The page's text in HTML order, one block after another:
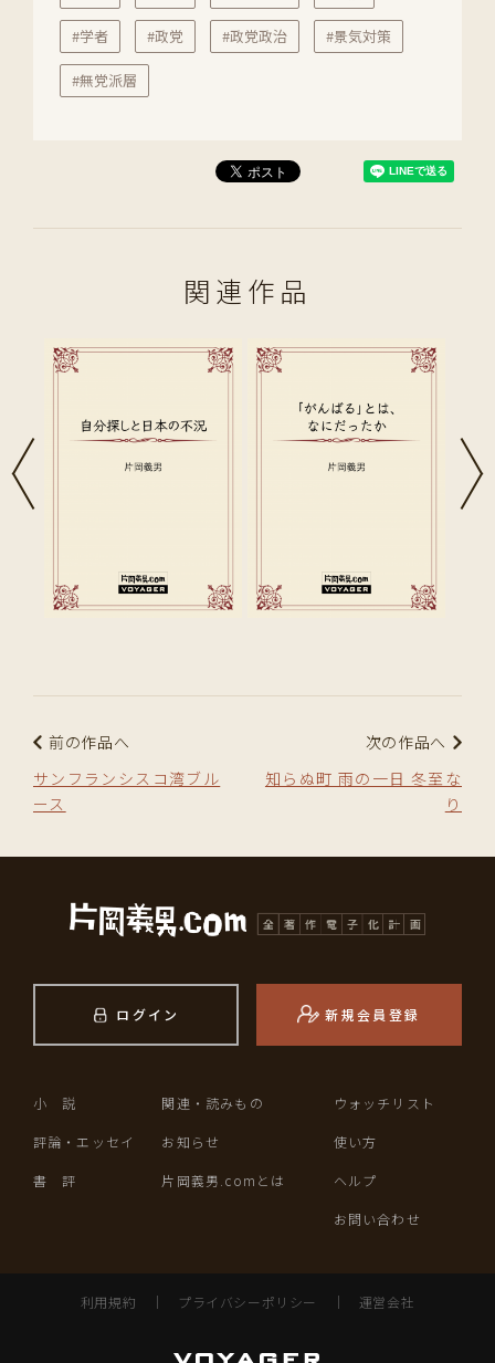
#学者 #政党 #政党政治 #景気対策
#無党派層
関連作品
前の作品へ
サンフランシスコ湾ブル
ース
次の作品へ
知らぬ町 雨の一日 冬至な
り
ログイン 新規会員登録
小 説
評論・エッセイ
書 評
関連・読みもの
お知らせ
片岡義男.comとは
ウォッチリスト
使い方
ヘルプ
お問い合わせ
利用規約 ｜ プライバシーポリシー ｜ 運営会社